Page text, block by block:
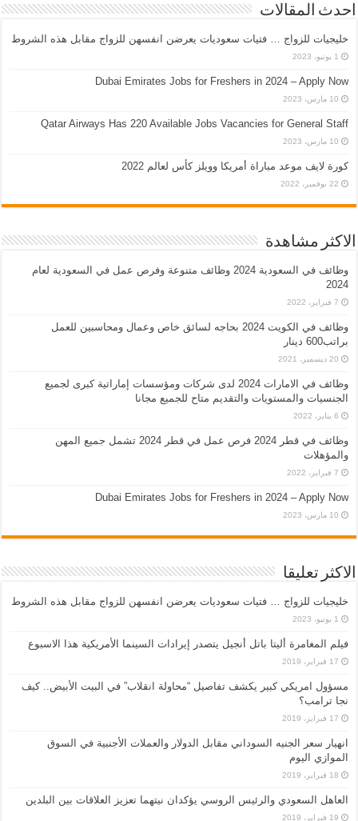
احدث المقالات
خليجيات للزواج … فتيات سعوديات يعرضن انفسهن للزواج مقابل هذه الشروط
1 يونيو، 2023
Dubai Emirates Jobs for Freshers in 2024 – Apply Now
10 مارس، 2023
Qatar Airways Has 220 Available Jobs Vacancies for General Staff
10 مارس، 2023
كورة لايف موعد مباراة أمريكا وويلز كأس لعالم 2022
22 نوفمبر، 2022
الاكثر مشاهدة
وظائف في السعودية 2024 وظائف متنوعة وفرص عمل في السعودية لعام
2024
7 فبراير، 2022
وظائف في الكويت 2024 بحاجه لسائق خاص وعمال ومحاسبين للعمل
براتب600 دينار
20 ديسمبر، 2021
وظائف في الامارات 2024 لدى شركات ومؤسسات إماراتية كبرى لجميع
الجنسيات والمستويات والتقديم متاح للجميع مجانا
6 يناير، 2022
وظائف في قطر 2024 فرص عمل في قطر 2024 تشمل جميع المهن
والمؤهلات
7 فبراير، 2022
Dubai Emirates Jobs for Freshers in 2024 – Apply Now
10 مارس، 2023
الاكثر تعليقا
خليجيات للزواج … فتيات سعوديات يعرضن انفسهن للزواج مقابل هذه الشروط
1 يونيو، 2023
فيلم المغامرة أليتا‭ ‬باتل أنجيل يتصدر إيرادات السينما الأمريكية هذا الاسبوع
17 فبراير، 2019
مسؤول امريكي كبير يكشف تفاصيل “محاولة انقلاب” في البيت الأبيض.. كيف
نجا ترامب؟
17 فبراير، 2019
انهيار سعر الجنيه السوداني مقابل الدولار والعملات الأجنبية في السوق
الموازي اليوم
18 فبراير، 2019
العاهل السعودي والرئيس الروسي يؤكدان نيتهما تعزيز العلاقات بين البلدين
19 فبراير، 2019